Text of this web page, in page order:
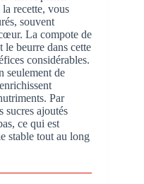
recette, vous
souvent
La compote de
le beurre dans cette
considérables.
seulement de
Par
sucres ajoutés
ce qui est
stable tout au long